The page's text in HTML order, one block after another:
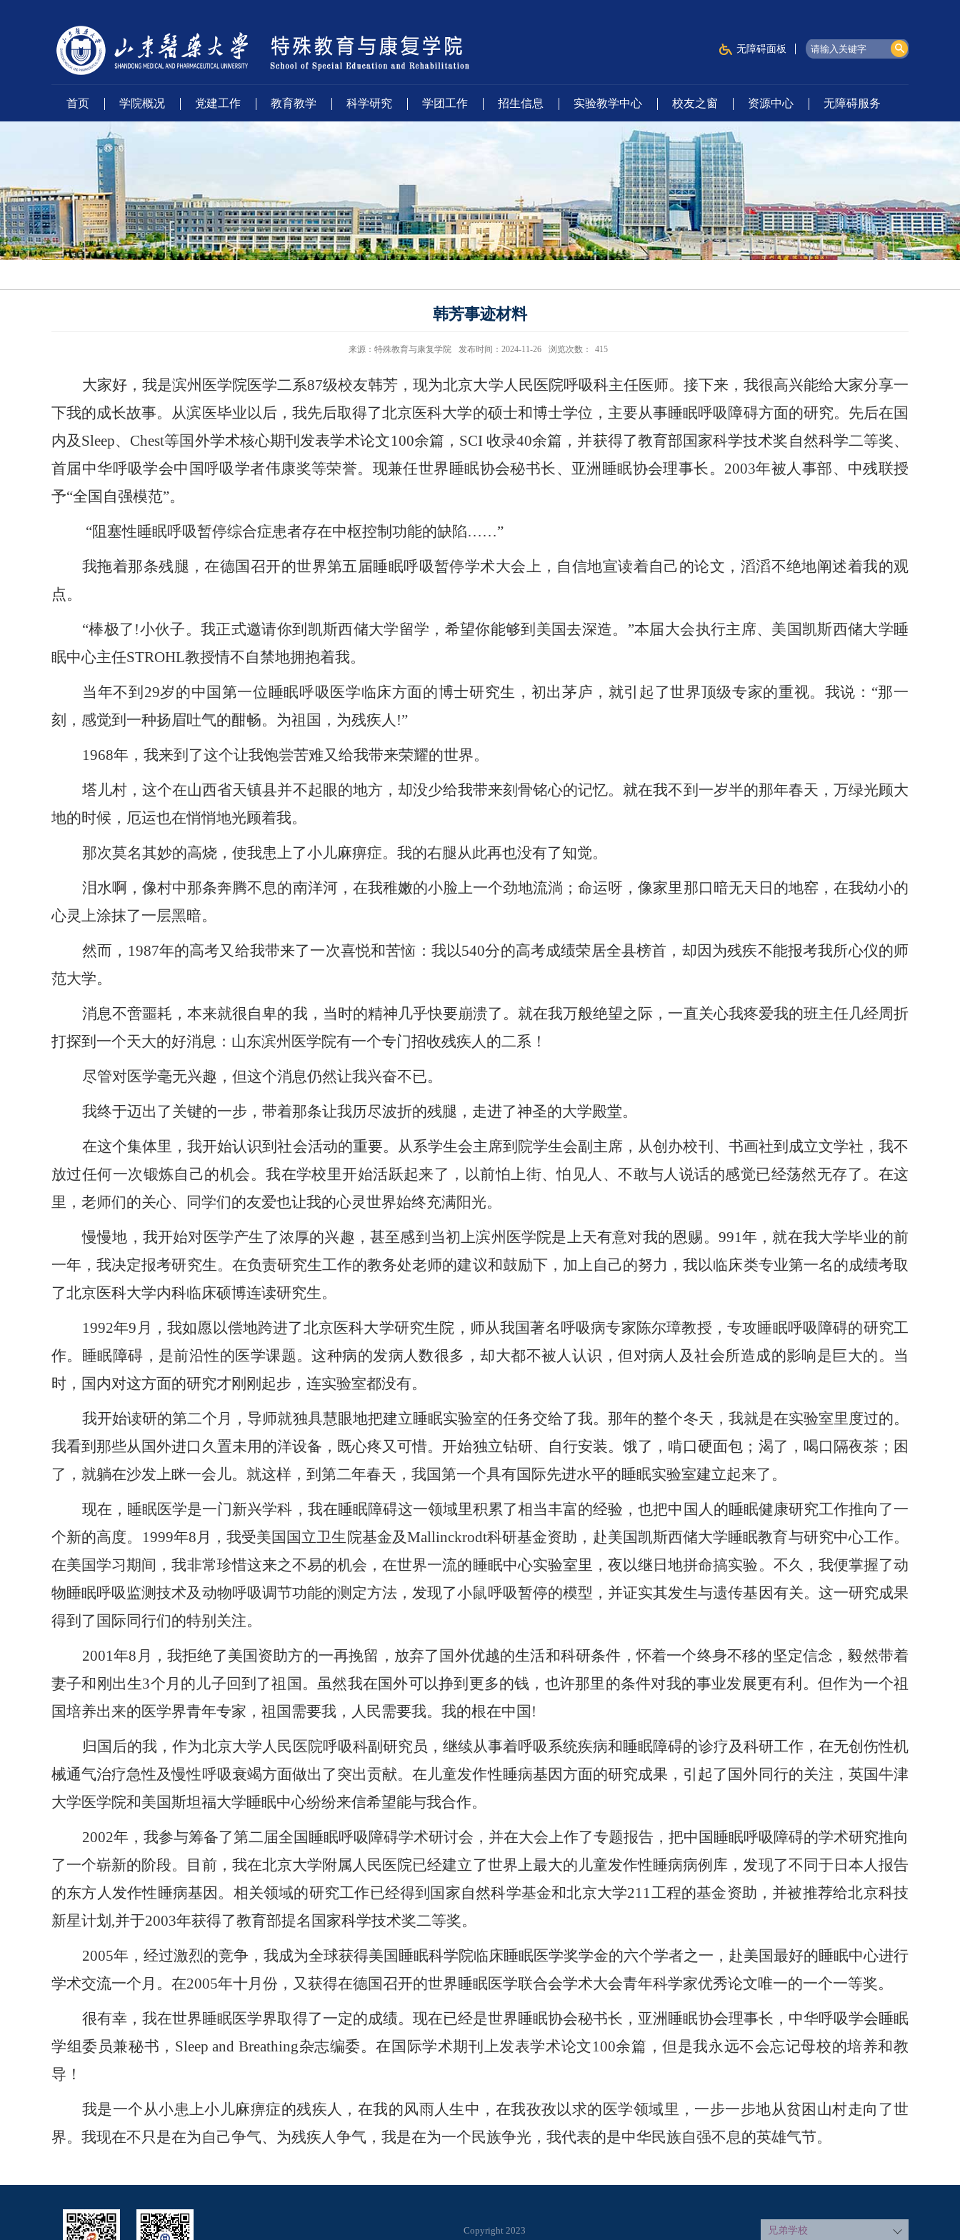
无障碍面板
首页 学院概况 党建工作 教育教学 科学研究 学团工作 招生信息 实验教学中心 校友之窗 资源中心 无障碍服务
韩芳事迹材料
来源：特殊教育与康复学院 发布时间：2024-11-26 浏览次数： 415
大家好，我是滨州医学院医学二系87级校友韩芳 ，现为北京大学人民医院呼吸科主任医师。 接下来，我很高兴能给大家分享一
下我的成长故事。从滨医毕业以后，我先后取得了北京医科大学的硕士和博士学位 ，主要从事睡眠呼吸障碍方面的研究。先后在国
内及Sleep、Chest等国外学术核心期刊发表学术论文100余篇，SCI 收录40余篇 ，并获得了教育部国家科学技术奖自然科学二等奖、
首届中华呼吸学会中国呼吸学者伟康奖等荣誉。现兼任世界睡眠协会秘书长、亚洲睡眠协会理事长 。2003年被人事部、中残联授
予“全国自强模范”。
“阻塞性睡眠呼吸暂停综合症患者存在中枢控制功能的缺陷……”
我拖着那条残腿，在德国召开的世界第五届睡眠呼吸暂停学术大会上，自信地宣读着自己的论文，滔滔不绝地阐述着我的观
点。
“棒极了!小伙子。我正式邀请你到凯斯西储大学留学，希望你能够到美国去深造。”本届大会执行主席、美国凯斯西储大学睡
眠中心主任STROHL教授情不自禁地拥抱着我。
当年不到 29岁的中国第一位睡眠呼吸医学临床方面的博士研究生，初出茅庐，就引起了世界顶级专家的重视。 我说： “那一
刻，感觉到一种扬眉吐气的酣畅。为祖国，为残疾人 !”
1968年， 我来到了这个让我饱尝苦难又给我带来荣耀的世界。
塔儿村，这个在山西省天镇县并不起眼的地方，却没少给我带来刻骨铭心的记忆。就在我不到一岁半的那年春天，万绿光顾大
地的时候，厄运也在悄悄地光顾着我。
那次莫名其妙的高烧，使我患上了小儿麻痹症。 我的右腿从此再也没有了知觉。
泪水啊，像村中那条奔腾不息的南洋河，在我稚嫩的小脸上一个劲地流淌；命运呀，像家里那口暗无天日的地窑，在我幼小的
心灵上涂抹了一层黑暗。
然而， 1987年的高考又给我带来了一次喜悦和苦恼： 我以540分的高考成绩荣居全县榜首，却因为残疾不能报考我所心仪的师
范大学。
消息不啻噩耗，本来就很自卑的我，当时的精神几乎快要崩溃了。就在我万般绝望之际，一直关心我疼爱我的班主任几经周折
打探到一个天大的好消息：山东滨州医学院有一个专门招收残疾人的二系！
尽管对医学毫无兴趣，但这个消息仍然让我兴奋不已。
我终于迈出了关键的一步，带着那条让我历尽波折的残腿，走进了神圣的大学殿堂。
在这个集体里，我开始认识到社会活动的重要。从系学生会主席到院学生会副主席，从创办校刊、书画社到成立文学社， 我不
放过任何一次锻炼自己的机会。我在学校里开始活跃起来了，以前怕上街、怕见人、不敢与人说话的感觉已经荡然无存了。在这
里，老师们的关心、同学们的友爱也让我的心灵世界始终充满阳光。
慢慢地， 我开始对医学产生了浓厚的兴趣，甚至感到当初上滨州医学院是上天有意对我的恩赐。 991年，就在我大学毕业的前
一年，我决定报考研究生。在负责研究生工作的教务处老师的建议和鼓励下，加上自己的努力，我以临床类专业第一名的成绩考取
了北京医科大学内科临床硕博连读研究生。
1992年9月， 我如愿以偿地跨进了北京医科大学研究生院，师从我国著名呼吸病专家陈尔璋教授，专攻睡眠呼吸障碍的研究工
作。睡眠障碍，是前沿性的医学课题。这种病的发病人数很多，却大都不被人认识，但对病人及社会所造成的影响是巨大的。当
时，国内对这方面的研究才刚刚起步，连实验室都没有。
我开始读研的第二个月，导师就独具慧眼地把建立睡眠实验室的任务交给了我。那年的整个冬天， 我就是在实验室里度过的。
我看到那些从国外进口久置未用的洋设备，既心疼又可惜。开始独立钻研、自行安装。饿了，啃口硬面包；渴了，喝口隔夜茶；困
了，就躺在沙发上眯一会儿。就这样，到第二年春天，我国第一个具有国际先进水平的睡眠实验室建立起来了。
现在，睡眠医学是一门新兴学科， 我在睡眠障碍这一领域里积累了相当丰富的经验 ，也把中国人的睡眠健康研究工作推向了一
个新的高度。 1999年8月， 我受美国国立卫生院基金及Mallinckrodt科研基金资助，赴美国凯斯西储大学睡眠教育与研究中心工作。
在美国学习期间，我非常珍惜这来之不易的机会，在世界一流的睡眠中心实验室里，夜以继日地拼命搞实验。不久， 我便掌握了动
物睡眠呼吸监测技术及动物呼吸调节功能的测定方法，发现了小鼠呼吸暂停的模型，并证实其发生与遗传基因有关。这一研究成果
得到了国际同行们的特别关注。
2001年8月， 我拒绝了美国资助方的一再挽留，放弃了国外优越的生活和科研条件，怀着一个终身不移的坚定信念，毅然带着
妻子和刚出生3个月的儿子回到了祖国。虽然我在国外可以挣到更多的钱，也许那里的条件对我的事业发展更有利。但作为一个祖
国培养出来的医学界青年专家，祖国需要我，人民需要我。我的根在中国!
归国后的我 ，作为北京大学人民医院呼吸科副研究员，继续从事着呼吸系统疾病和睡眠障碍的诊疗及科研工作，在无创伤性机
械通气治疗急性及慢性呼吸衰竭方面做出了突出贡献。在儿童发作性睡病基因方面的研究成果，引起了国外同行的关注，英国牛津
大学医学院和美国斯坦福大学睡眠中心纷纷来信希望能与我合作。
2002年， 我参与筹备了第二届全国睡眠呼吸障碍学术研讨会，并在大会上作了专题报告，把中国睡眠呼吸障碍的学术研究推向
了一个崭新的阶段。目前， 我在北京大学附属人民医院已经建立了世界上最大的儿童发作性睡病病例库，发现了不同于日本人报告
的东方人发作性睡病基因。相关领域的研究工作已经得到国家自然科学基金和北京大学211工程的基金资助，并被推荐给北京科技
新星计划 ,并于2003年获得了教育部提名国家科学技术奖二等奖。
2005年，经过激烈的竞争， 我成为全球获得美国睡眠科学院临床睡眠医学奖学金的六个学者之一，赴美国最好的睡眠中心进行
学术交流一个月。在2005年十月份，又获得在德国召开的世界睡眠医学联合会学术大会青年科学家优秀论文唯一的一个一等奖。
很有幸，我在世界睡眠医学界取得了一定的成绩。现在已经是世界睡眠协会秘书长，亚洲睡眠协会理事长， 中华呼吸学会睡眠
学组委员兼秘书， Sleep and Breathing杂志编委。在国际学术期刊上发表学术论文100余篇 ，但是我永远不会忘记母校的培养和教
导！
我是一个从小患上小儿麻痹症的残疾人，在我的风雨人生中，在我孜孜以求的医学领域里，一步一步地从贫困山村走向了世
界。 我现在不只是在为自己争气、为残疾人争气， 我是在为一个民族争光， 我代表的是中华民族自强不息的英雄气节。
Copyright 2023 兄弟学校